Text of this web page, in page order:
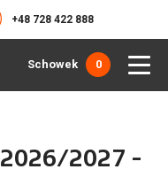
+48 728 422 888
Schowek 0
2027 -